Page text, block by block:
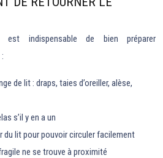
indispensable de bien préparer
de lit : draps, taies d’oreiller, alèse,
s’il y en a un
du lit pour pouvoir circuler facilement
ne se trouve à proximité